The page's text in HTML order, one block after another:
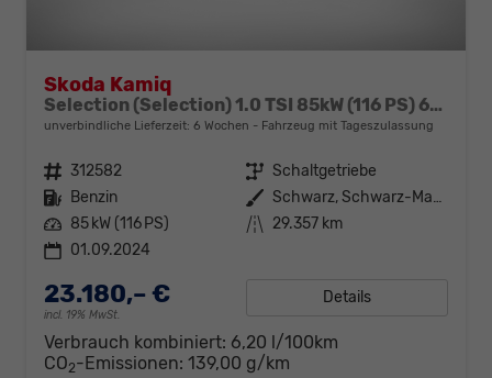
Skoda Kamiq
Selection (Selection) 1.0 TSI 85kW (116 PS) 6-Gang Schaltgetriebe
unverbindliche Lieferzeit: 6 Wochen Fahrzeug mit Tageszulassung
Fahrzeugnr. 312582 Getriebe Schaltgetriebe
Kraftstoff Benzin Außenfarbe
Schwarz, Schwarz-Magic Perleffekt (1Z)
Leistung 85 kW (116 PS) Kilometerstand 29.357 km
01.09.2024
23.180,– €
incl. 19% MwSt.
Details
Verbrauch kombiniert: 6,20 l/100km
CO2-Emissionen: 139,00 g/km